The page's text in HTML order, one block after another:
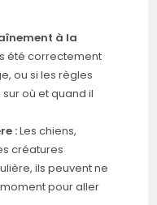
à la
été correctement
ou si les règles
où et quand il
:Les chiens,
créatures
ils peuvent ne
pour aller